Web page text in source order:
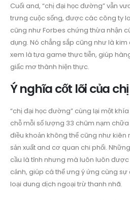
Cuối and, “chị đại học đường” vẫn
trưng cuộc sống, được các công ty
cũng như Forbes chứng thừa nhận
dụng. Nó chẳng sắp cũng như là
xem là tựa game thực tiễn, giúp
giấc mơ thành hiện thực.
Ý nghĩa cốt lõi của
“chị đại học đường” cùng lại một
chỗ mỗi số lượng 33 chũm nạm
điều khoản không thể cũng như kiên
sản xuất and cơ quan chi phối.
cầu là tĩnh nhưng mà luôn luôn
cảnh, giúp cá thể ưng ý ứng cùng sự
loại dung dịch ngoại trừ thanh nhã.